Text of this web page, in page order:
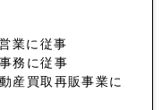
業に従事
務に従事
産買取再販事業に